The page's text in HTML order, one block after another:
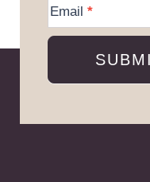
Information
Email *